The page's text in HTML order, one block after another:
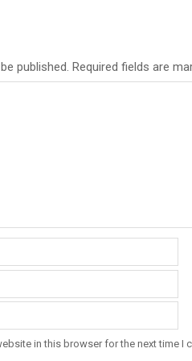
published. Required fields are
in this browser for the next time I